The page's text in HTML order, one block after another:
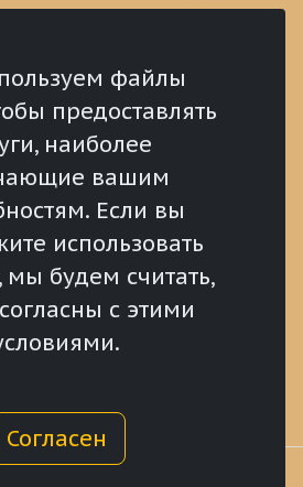
файлы
предоставлять
наиболее
вашим
Если вы
использовать
мы будем считать,
с этими
Согласен
аналитические
материалы
Реализация Послания
Президента РФ
Федеральному
Собранию РФ
Местное
самоуправление
Финансы
Награды